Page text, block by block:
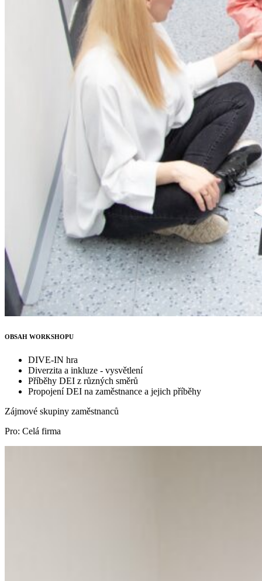
OBSAH WORKSHOPU
DIVE-IN hra
Diverzita a inkluze - vysvětlení
Příběhy DEI z různých směrů
Propojení DEI na zaměstnance a jejich příběhy
Zájmové skupiny zaměstnanců
Pro: Celá firma